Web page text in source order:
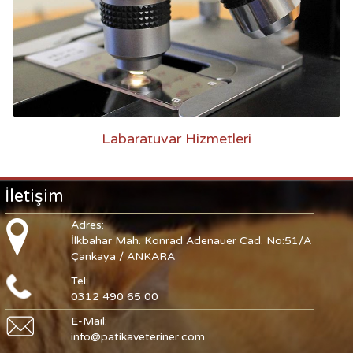
Labaratuvar Hizmetleri
İletişim
Adres:
İlkbahar Mah. Konrad Adenauer Cad. No:51/A
Çankaya / ANKARA
Tel:
0312 490 65 00
E-Mail:
info@patikaveteriner.com